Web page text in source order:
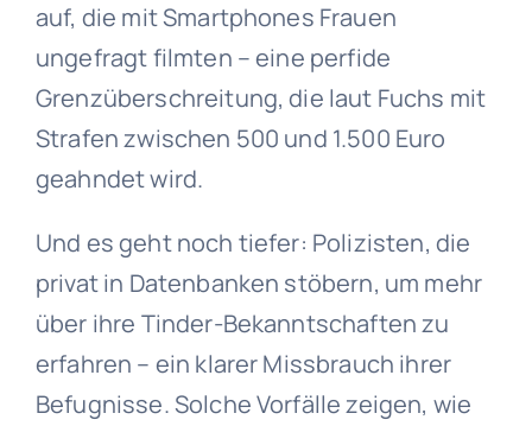
auf, die mit Smartphones Frauen
ungefragt filmten – eine perfide
Grenzüberschreitung, die laut Fuchs mit
Strafen zwischen 500 und 1.500 Euro
geahndet wird.
Und es geht noch tiefer: Polizisten, die
privat in Datenbanken stöbern, um mehr
über ihre Tinder-Bekanntschaften zu
erfahren – ein klarer Missbrauch ihrer
Befugnisse. Solche Vorfälle zeigen, wie